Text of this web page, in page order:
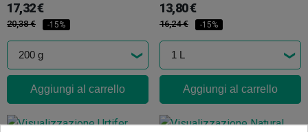
17,32 €
20,38 € -15%
Aggiungi al carrello
13,80 €
16,24 € -15%
Aggiungi al carrello